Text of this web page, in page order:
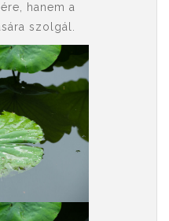
hanem a
szolgál.